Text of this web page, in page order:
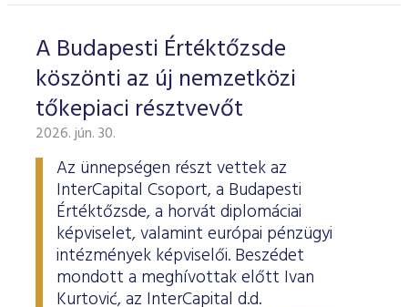
A Budapesti Értéktőzsde
köszönti az új nemzetközi
tőkepiaci résztvevőt
2026. jún. 30.
Az ünnepségen részt vettek az
InterCapital Csoport, a Budapesti
Értéktőzsde, a horvát diplomáciai
képviselet, valamint európai pénzügyi
intézmények képviselői. Beszédet
mondott a meghívottak előtt Ivan
Kurtović, az InterCapital d.d.